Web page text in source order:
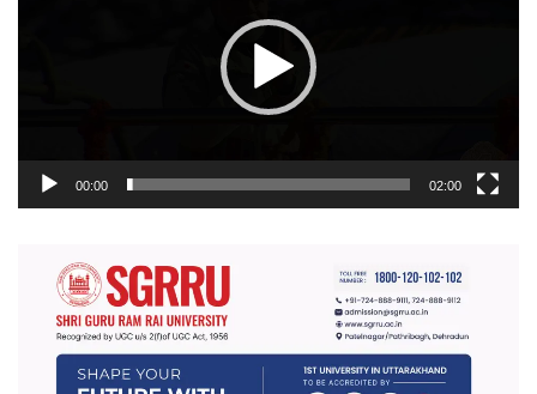
00:00 02:00